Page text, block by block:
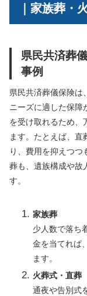
｜家族葬・
県民共済葬
事例
県民共済葬儀保険は
ニーズに適した保障
を受け取れるため、
ます。たとえば、
り、費用を抑えつ
葬も、遺族構成や故
す。
家族葬
少人数で落ち
金を当てれば
ます。
火葬式・直葬
通夜や告別式